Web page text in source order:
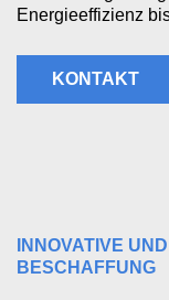
Energieeffizienz
KONTAKT
INNOVATIVE
BESCHAFFUNG